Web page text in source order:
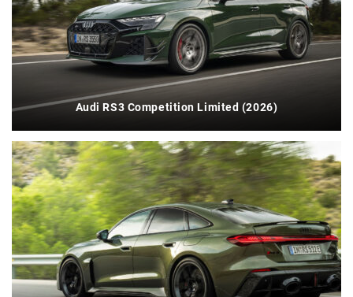
Audi RS3 Competition Limited (2026)